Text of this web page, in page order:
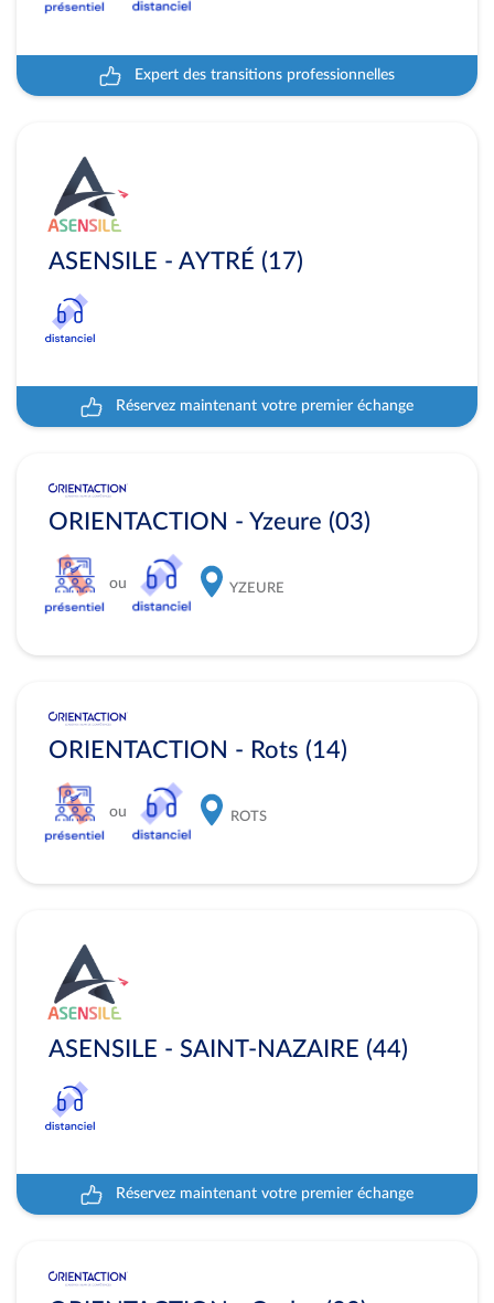
Expert des transitions professionnelles
ASENSILE - AYTRÉ (17)
Réservez maintenant votre premier échange
ORIENTACTION - Yzeure (03)
ou YZEURE
ORIENTACTION - Rots (14)
ou ROTS
ASENSILE - SAINT-NAZAIRE (44)
Réservez maintenant votre premier échange